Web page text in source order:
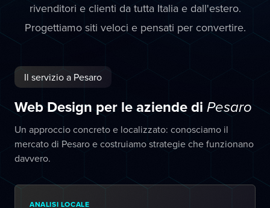
rivenditori e clienti da tutta Italia e dall'estero.
Progettiamo siti veloci e pensati per convertire.
Il servizio a Pesaro
Web Design per le aziende di Pesaro
Un approccio concreto e localizzato: conosciamo il
mercato di Pesaro e costruiamo strategie che funzionano
davvero.
ANALISI LOCALE